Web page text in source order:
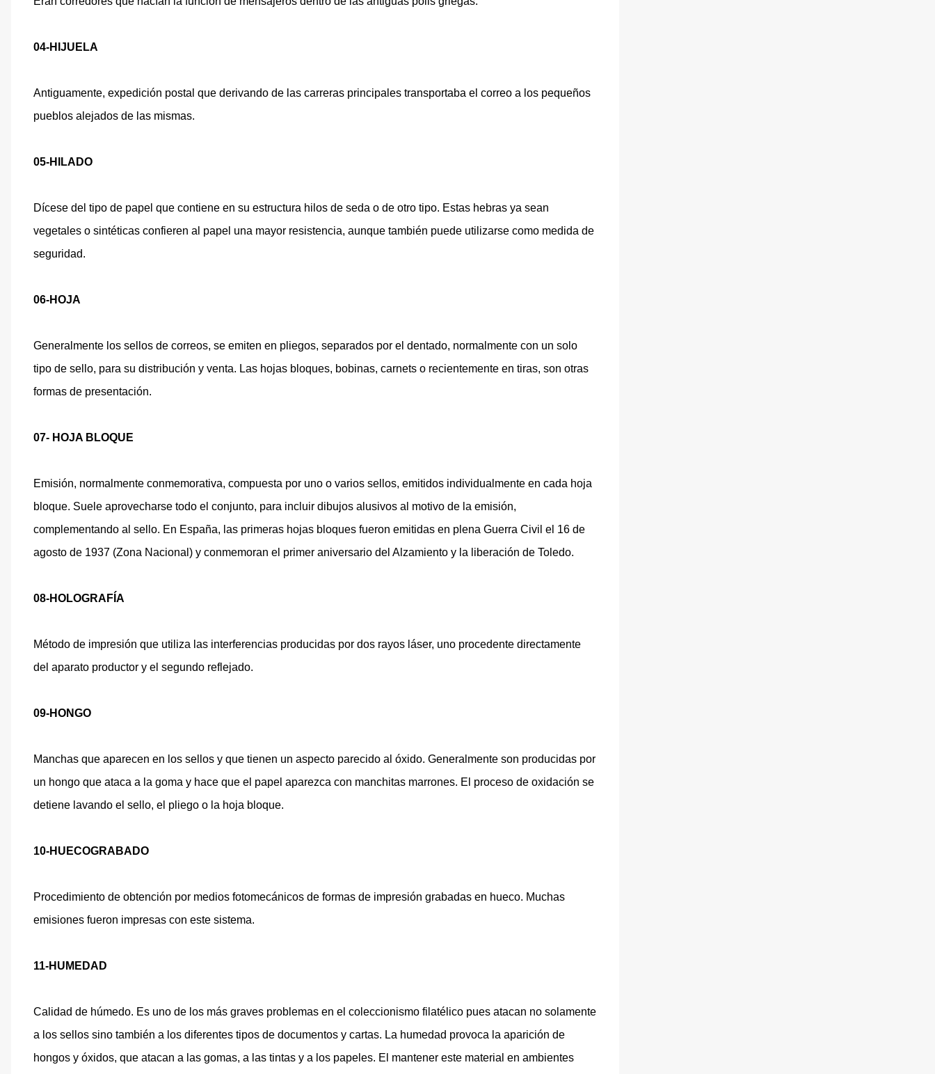
04-HIJUELA
Antiguamente, expedición postal que derivando de las carreras principales transportaba el correo a los pequeños
pueblos alejados de las mismas.
05-HILADO
Dícese del tipo de papel que contiene en su estructura hilos de seda o de otro tipo. Estas hebras ya sean
vegetales o sintéticas confieren al papel una mayor resistencia, aunque también puede utilizarse como medida de
seguridad.
06-HOJA
Generalmente los sellos de correos, se emiten en pliegos, separados por el dentado, normalmente con un solo
tipo de sello, para su distribución y venta. Las hojas bloques, bobinas, carnets o recientemente en tiras, son otras
formas de presentación.
07- HOJA BLOQUE
Emisión, normalmente conmemorativa, compuesta por uno o varios sellos, emitidos individualmente en cada hoja
bloque. Suele aprovecharse todo el conjunto, para incluir dibujos alusivos al motivo de la emisión,
complementando al sello. En España, las primeras hojas bloques fueron emitidas en plena Guerra Civil el 16 de
agosto de 1937 (Zona Nacional) y conmemoran el primer aniversario del Alzamiento y la liberación de Toledo.
08-HOLOGRAFÍA
Método de impresión que utiliza las interferencias producidas por dos rayos láser, uno procedente directamente
del aparato productor y el segundo reflejado.
09-HONGO
Manchas que aparecen en los sellos y que tienen un aspecto parecido al óxido. Generalmente son producidas por
un hongo que ataca a la goma y hace que el papel aparezca con manchitas marrones. El proceso de oxidación se
detiene lavando el sello, el pliego o la hoja bloque.
10-HUECOGRABADO
Procedimiento de obtención por medios fotomecánicos de formas de impresión grabadas en hueco. Muchas
emisiones fueron impresas con este sistema.
11-HUMEDAD
Calidad de húmedo. Es uno de los más graves problemas en el coleccionismo filatélico pues atacan no solamente
a los sellos sino también a los diferentes tipos de documentos y cartas. La humedad provoca la aparición de
hongos y óxidos, que atacan a las gomas, a las tintas y a los papeles. El mantener este material en ambientes